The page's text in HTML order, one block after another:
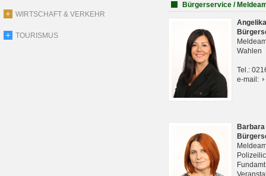
WIRTSCHAFT & VERKEHR
TOURISMUS
Bürgerservice /
Wahlen
Tel.:
e-mail: